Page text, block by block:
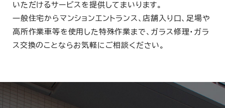
いただけるサービスを提供してまいります。
一般住宅からマンションエントランス、店舗入り口、足場や
高所作業車等を使用した特殊作業まで、ガラス修理・ガラ
ス交換のことならお気軽にご相談ください。